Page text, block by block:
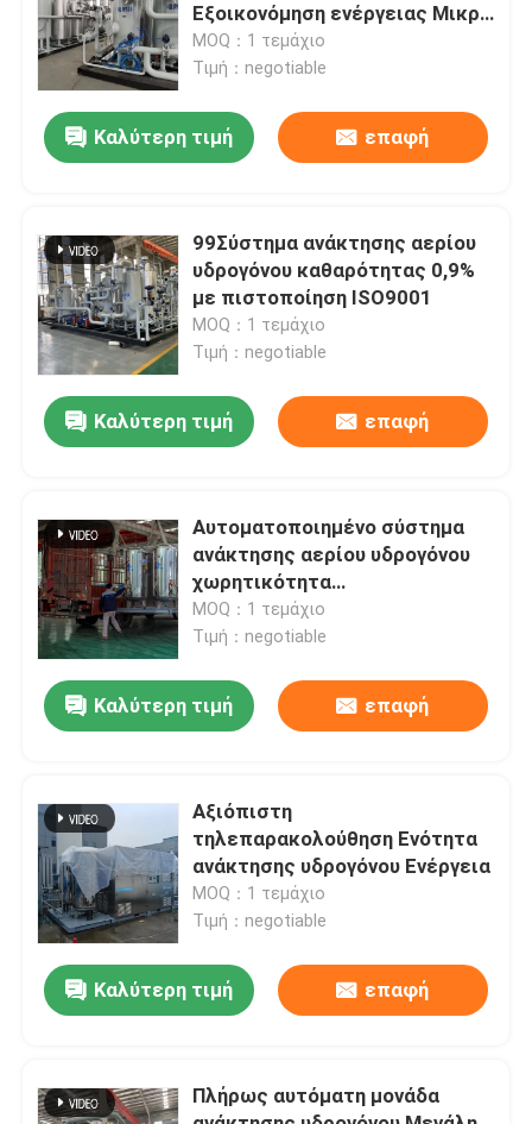
Σπίτι
Σχετικά με εμάς
Επισκεψή εργοστασίου
Έλεγχος ποιότητας
Επικοινωνήστε μαζί μας
Ειδήσεις
Ζητήστε μια προσφορά
Γεννήτρια αζώτου υψηλής αγνότητας
Εξοικονόμηση ενέργειας Μικρή
συντήρηση
MOQ：1 τεμάχιο
Τιμή：negotiable
Καλύτερη τιμή επαφή
99Σύστημα ανάκτησης αερίου
υδρογόνου καθαρότητας 0,9%
με πιστοποίηση ISO9001
MOQ：1 τεμάχιο
Τιμή：negotiable
Καλύτερη τιμή επαφή
Αυτοματοποιημένο σύστημα
ανάκτησης αερίου υδρογόνου
χωρητικότητα
50Nm3/Hr~5500Nm3/Hr
MOQ：1 τεμάχιο
Τιμή：negotiable
Καλύτερη τιμή επαφή
Αξιόπιστη
τηλεπαρακολούθηση Ενότητα
ανάκτησης υδρογόνου Ενέργεια
MOQ：1 τεμάχιο
Τιμή：negotiable
Καλύτερη τιμή επαφή
Πλήρως αυτόματη μονάδα